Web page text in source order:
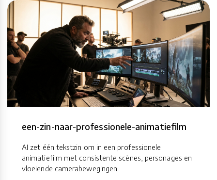
een-zin-naar-professionele-animatiefilm
AI zet één tekstzin om in een professionele
animatiefilm met consistente scènes, personages en
vloeiende camerabewegingen.